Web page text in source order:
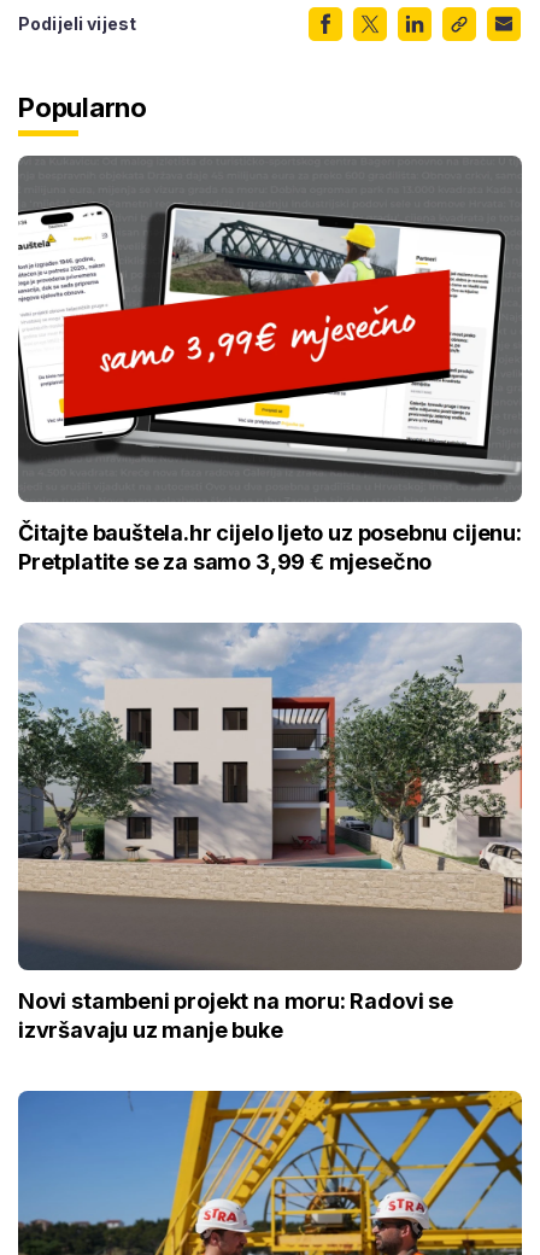
Podijeli vijest
Popularno
Čitajte bauštela.hr cijelo ljeto uz posebnu cijenu:
Pretplatite se za samo 3,99 € mjesečno
Novi stambeni projekt na moru: Radovi se
izvršavaju uz manje buke